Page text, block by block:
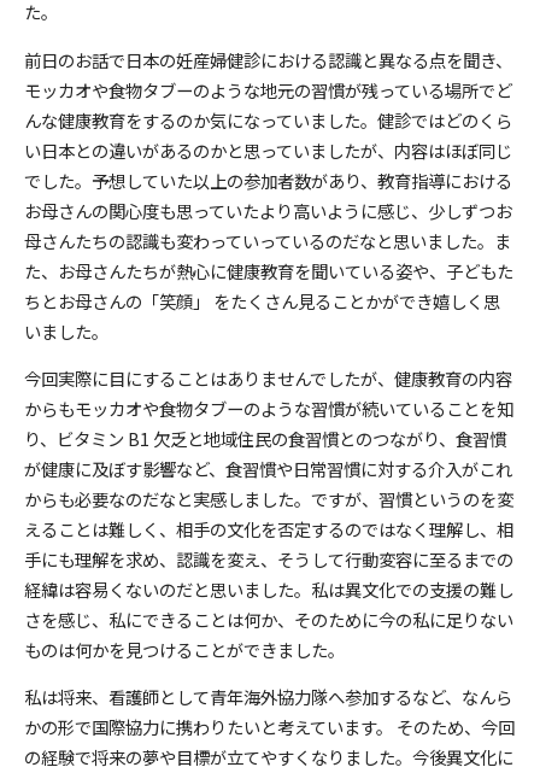
た。
前日のお話で日本の妊産婦健診における認識と異なる点を聞き、
モッカオや食物タブーのような地元の習慣が残っている場所でど
んな健康教育をするのか気になっていました。健診ではどのくら
い日本との違いがあるのかと思っていましたが、内容はほぼ同じ
でした。予想していた以上の参加者数があり、教育指導における
お母さんの関心度も思っていたより高いように感じ、少しずつお
母さんたちの認識も変わっていっているのだなと思いました。ま
た、お母さんたちが熱心に健康教育を聞いている姿や、子どもた
ちとお母さんの「笑顔」 をたくさん見ることかができ嬉しく思
いました。
今回実際に目にすることはありませんでしたが、健康教育の内容
からもモッカオや食物タブーのような習慣が続いていることを知
り、ビタミン B1 欠乏と地域住民の食習慣とのつながり、食習慣
が健康に及ぼす影響など、食習慣や日常習慣に対する介入がこれ
からも必要なのだなと実感しました。ですが、習慣というのを変
えることは難しく、相手の文化を否定するのではなく理解し、相
手にも理解を求め、認識を変え、そうして行動変容に至るまでの
経緯は容易くないのだと思いました。私は異文化での支援の難し
さを感じ、私にできることは何か、そのために今の私に足りない
ものは何かを見つけることができました。
私は将来、看護師として青年海外協力隊へ参加するなど、なんら
かの形で国際協力に携わりたいと考えています。 そのため、今回
の経験で将来の夢や目標が立てやすくなりました。今後異文化に